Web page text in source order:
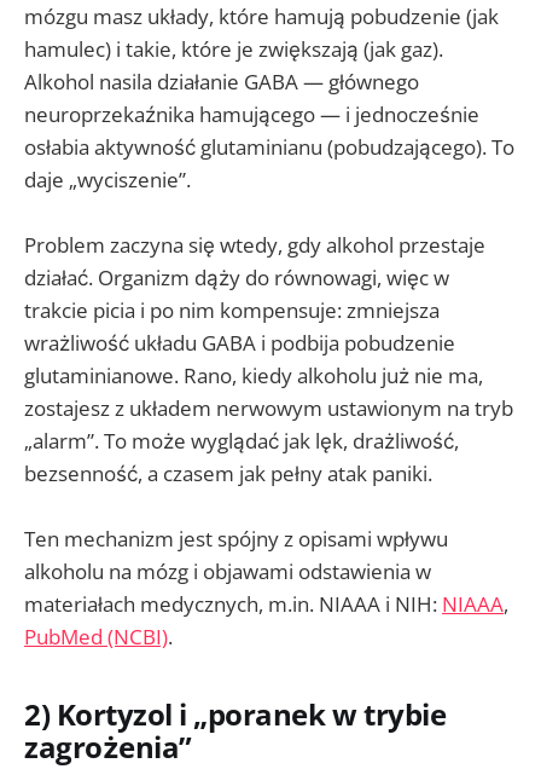
mózgu masz układy, które hamują pobudzenie (jak
hamulec) i takie, które je zwiększają (jak gaz).
Alkohol nasila działanie GABA — głównego
neuroprzekaźnika hamującego — i jednocześnie
osłabia aktywność glutaminianu (pobudzającego). To
daje „wyciszenie”.
Problem zaczyna się wtedy, gdy alkohol przestaje
działać. Organizm dąży do równowagi, więc w
trakcie picia i po nim kompensuje: zmniejsza
wrażliwość układu GABA i podbija pobudzenie
glutaminianowe. Rano, kiedy alkoholu już nie ma,
zostajesz z układem nerwowym ustawionym na tryb
„alarm”. To może wyglądać jak lęk, drażliwość,
bezsenność, a czasem jak pełny atak paniki.
Ten mechanizm jest spójny z opisami wpływu
alkoholu na mózg i objawami odstawienia w
materiałach medycznych, m.in. NIAAA i NIH: NIAAA,
PubMed (NCBI).
2) Kortyzol i „poranek w trybie
zagrożenia”